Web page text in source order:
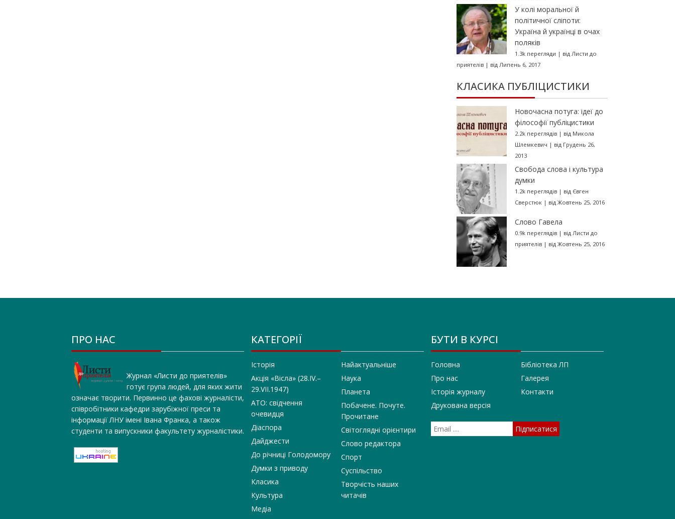
У колі моральної й
політичної сліпоти:
Україна й українці в очах
поляків
1.3k перегляди | від Листи до
приятелів| від Липень 6, 2017
КЛАСИКА ПУБЛІЦИСТИКИ
Новочасна потуга: ідеї до
філософії публіцистики
2.2k переглядів| від Микола
Шлемкевич | від Грудень 26,
2013
Свобода слова і культура
думки
1.2k переглядів| від Євген
Сверстюк| від Жовтень 25, 2016
Слово Гавела
0.9k переглядів| від Листи до
приятелів| від Жовтень 25, 2016
ПРО НАС
Журнал «Листи до приятелів»
готує група людей, для яких жити
означає творити. Первинно це фахові журналісти,
співробітники кафедри зарубіжної преси та
інформації ЛНУ імені Івана Франка, а також
студенти та випускники факультету журналістики.
КАТЕГОРІЇ
Історія
Акція «Вісла» (28.IV.–
29.VII.1947)
АТО: свідчення
очевидця
Діаспора
Дайджести
До річниці Голодомору
Думки з приводу
Класика
Культура
Медіа
Найактуальніше
Наука
Планета
Побачене. Почуте.
Прочитане
Світоглядні орієнтири
Слово редактора
Спорт
Суспільство
Творчість наших
читачів
БУТИ В КУРСІ
Головна
Про нас
Історія журналу
Друкована версія
Бібліотека ЛП
Галерея
Контакти